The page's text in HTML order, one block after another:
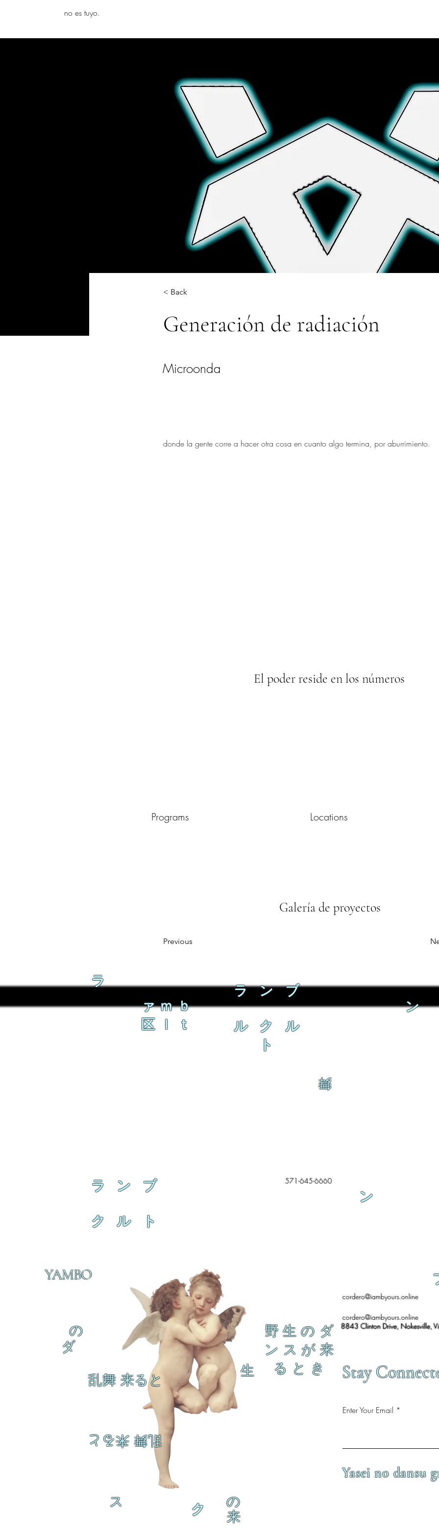
no es tuyo.
< Back
Generación de radiación
Microonda
donde la gente corre a hacer otra cosa en cuanto algo termina, por aburrimiento.
El poder reside en los números
Programs Locations
Galería de proyectos
Previous
ラ
ァｍｂ
区ｌｔ
ラ ン ブ
ル ク ル
ト
舞
ン
YAMBO
乱舞 来ると
乱舞 来ると
ク
生
の
ダ
ス
の
来
cordero@iambyours.online
cordero@iambyours.online
野 生 の ダ
ン ス が 来
る と き
8843 Clinton Drive, Nokesville,
Stay
Enter Your Email
Yasei no dansu
ラ ン ブ
ク ル ト
ン
571-645-6660